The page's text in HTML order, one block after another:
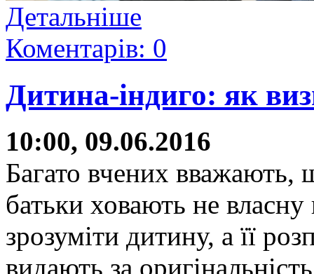
Детальніше
Коментарів: 0
Дитина-індиго: як
10:00, 09.06.2016
Багато вчених вважають,
батьки ховають не
зрозуміти дитину, а її
видають за